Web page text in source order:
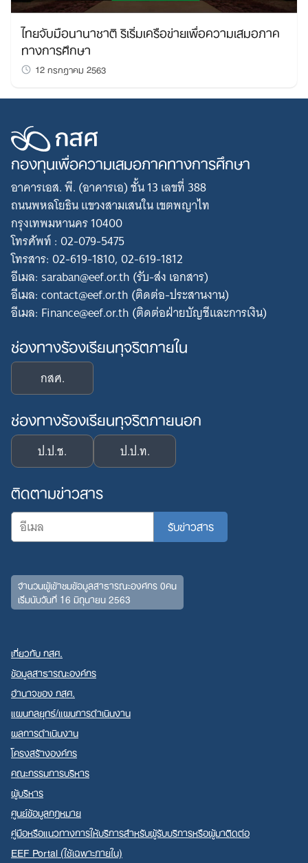
ไทยจับมือนานาชาติ ริเริ่มเครือข่ายเพื่อความเสมอภาค
ทางการศึกษา
12 กรกฎาคม 2563
กองทุนเพื่อความเสมอภาคทางการศึกษา
อาคารเอส. พี. (อาคารเอ) ชั้น 13 เลขที่ 388
ถนนพหลโยธิน แขวงสามเสนใน เขตพญาไท
กรุงเทพมหานคร 10400
โทรศัพท์ : 02-079-5475
โทรสาร: 02-619-1810, 02-619-1812
อีเมล: saraban@eef.or.th (รับ-ส่ง เอกสาร)
อีเมล: contact@eef.or.th (ติดต่อ-ประสานงาน)
อีเมล: Finance@eef.or.th (ติดต่อฝ่ายบัญชีและการเงิน)
ช่องทางร้องเรียนทุจริตภายใน
กสศ.
ช่องทางร้องเรียนทุจริตภายนอก
ป.ป.ช. ป.ป.ท.
ติดตามข่าวสาร
จำนวนผู้เข้าชมข้อมูลสาธารณะองค์กร 0คน
เริ่มนับวันที่ 16 มิถุนายน 2563
เกี่ยวกับ กสศ.
ข้อมูลสาธารณะองค์กร
อำนาจของ กสศ.
แผนกลยุทธ์/แผนการดำเนินงาน
ผลการดำเนินงาน
โครงสร้างองค์กร
คณะกรรมการบริหาร
ผู้บริหาร
ศูนย์ข้อมูลกฎหมาย
คู่มือหรือแนวทางการให้บริการสำหรับผู้รับบริการหรือผู้มาติดต่อ
EEF Portal (ใช้เฉพาะภายใน)